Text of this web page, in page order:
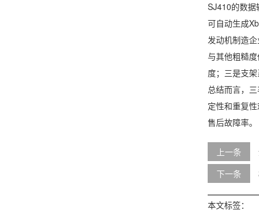
SJ410的数据
可自动生成
发动机制造企
与其他粗糙
度；三是支
总结而言，
定性和重复
售后故障率。
上一条
下一条
本文标签：